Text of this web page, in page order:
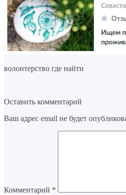
волонтерство где найти
Оставить комментарий
Ваш адрес email не будет
Комментарий *